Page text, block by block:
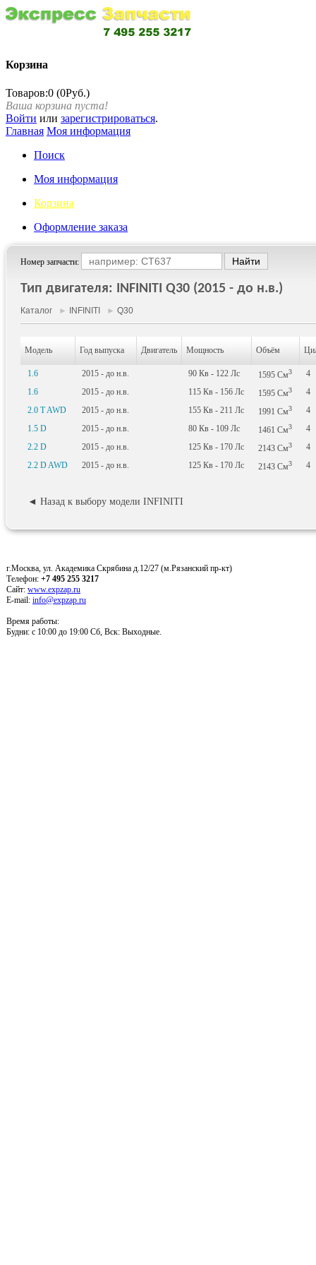
Корзина
Товаров:0 (0Руб.)
Ваша корзина пуста!
Войти или зарегистрироваться.
Главная Моя информация
Поиск
Моя информация
Корзина
Оформление заказа
Номер запчасти:
Тип двигателя: INFINITI Q30 (2015 - до н.в.)
Каталог ► INFINITI ► Q30
Модель Год выпуска Двигатель Мощность Объём
1.6 2015 - до н.в. 90 Кв - 122 Лс 1595 См3
4
1.6
2015 - до н.в. 115 Кв - 156 Лс 1595 См3
4
2.0 T AWD
2015 - до н.в. 155 Кв - 211 Лс 1991 См3
4
1.5 D
2015 - до н.в. 80 Кв - 109 Лс 1461 См3
4
2.2 D
2015 - до н.в. 125 Кв - 170 Лс 2143 См3
4
2.2 D AWD
2015 - до н.в. 125 Кв - 170 Лс 2143 См3 4
◄ Назад к выбору модели INFINITI
г.Москва, ул. Академика Скрябина д.12/27 (м.Рязанский пр-кт)
Телефон: +7 495 255 3217
Сайт: www.expzap.ru
E-mail: info@expzap.ru
Время работы:
Будни: c 10:00 до 19:00 Сб, Вск: Выходные.